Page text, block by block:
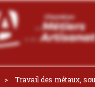
Travail des métaux,